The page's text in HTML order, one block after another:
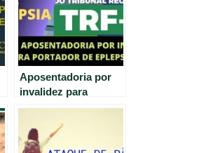
Aposentadoria por
invalidez para
portadores de
epilepsia é garantida
pelo Tribunal Federal
Regional. Saiba mais